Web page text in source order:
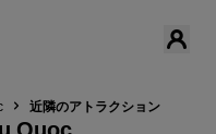
近隣のアトラクション